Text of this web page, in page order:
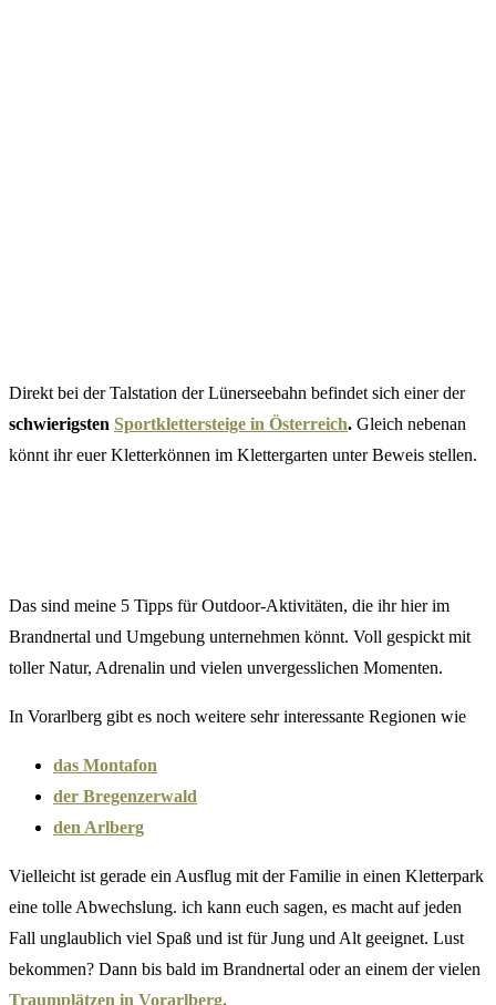
Direkt bei der Talstation der Lünerseebahn befindet sich einer der
schwierigsten Sportklettersteige in Österreich. Gleich nebenan
könnt ihr euer Kletterkönnen im Klettergarten unter Beweis stellen.
Das sind meine 5 Tipps für Outdoor-Aktivitäten, die ihr hier im
Brandnertal und Umgebung unternehmen könnt. Voll gespickt mit
toller Natur, Adrenalin und vielen unvergesslichen Momenten.
In Vorarlberg gibt es noch weitere sehr interessante Regionen wie
das Montafon
der Bregenzerwald
den Arlberg
Vielleicht ist gerade ein Ausflug mit der Familie in einen Kletterpark
eine tolle Abwechslung. ich kann euch sagen, es macht auf jeden
Fall unglaublich viel Spaß und ist für Jung und Alt geeignet. Lust
bekommen? Dann bis bald im Brandnertal oder an einem der vielen
Traumplätzen in Vorarlberg.